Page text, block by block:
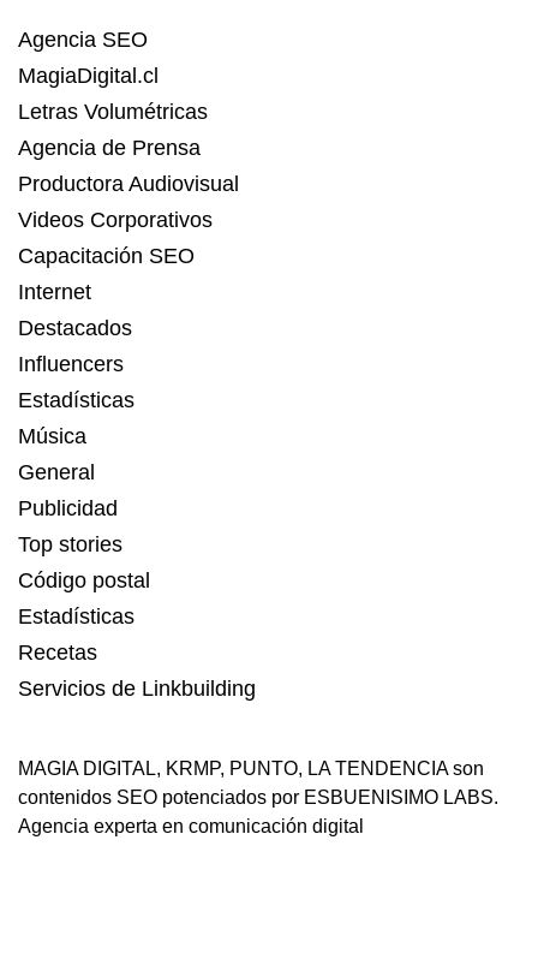
Agencia SEO
MagiaDigital.cl
Letras Volumétricas
Agencia de Prensa
Productora Audiovisual
Videos Corporativos
Capacitación SEO
Internet
Destacados
Influencers
Estadísticas
Música
General
Publicidad
Top stories
Código postal
Estadísticas
Recetas
Servicios de Linkbuilding
MAGIA DIGITAL, KRMP, PUNTO, LA TENDENCIAson
contenidos SEO potenciados por ESBUENISIMO LABS.
Agencia experta en comunicación digital